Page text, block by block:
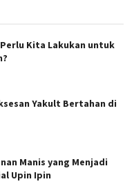
Kita Lakukan untuk
Yakult Bertahan di
Manis yang Menjadi
Upin Ipin